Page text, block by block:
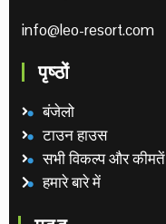
info@leo-resort.com
पृष्ठों
बंजेलो
टाउन हाउस
सभी विकल्प और कीमतें
हमारे बारे में